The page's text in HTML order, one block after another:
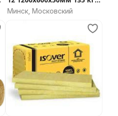
м3
Минск, Московский